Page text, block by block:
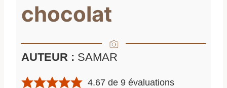
chocolat
AUTEUR : SAMAR
4.67 de9 évaluations